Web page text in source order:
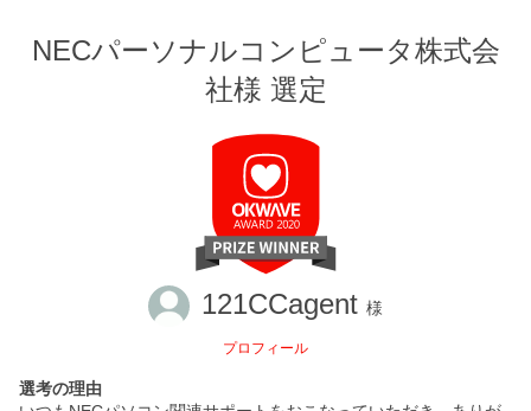
NECパーソナルコンピュータ株式会
社様 選定
121CCagent 様
プロフィール
選考の理由